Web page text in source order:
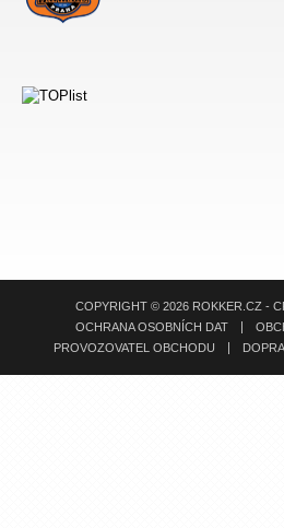
COPYRIGHT © 2026 ROKKER.CZ -
OCHRANA OSOBNÍCH DAT
PROVOZOVATEL OBCHODU